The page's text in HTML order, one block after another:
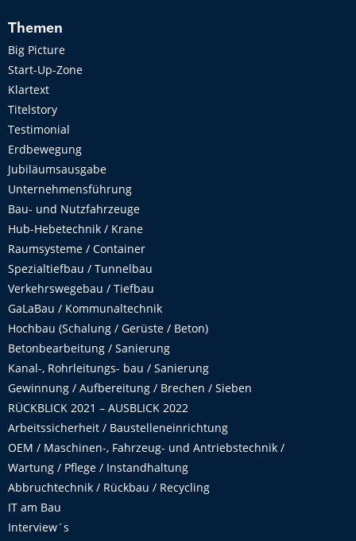
Themen
Big Picture
Start-Up-Zone
Klartext
Titelstory
Testimonial
Erdbewegung
Jubiläumsausgabe
Unternehmensführung
Bau- und Nutzfahrzeuge
Hub-Hebetechnik / Krane
Raumsysteme / Container
Spezialtiefbau / Tunnelbau
Verkehrswegebau / Tiefbau
GaLaBau / Kommunaltechnik
Hochbau (Schalung / Gerüste / Beton)
Betonbearbeitung / Sanierung
Kanal-, Rohrleitungs- bau / Sanierung
Gewinnung / Aufbereitung / Brechen / Sieben
RÜCKBLICK 2021 – AUSBLICK 2022
Arbeitssicherheit / Baustelleneinrichtung
OEM / Maschinen-, Fahrzeug- und Antriebstechnik /
Wartung / Pflege / Instandhaltung
Abbruchtechnik / Rückbau / Recycling
IT am Bau
Interview´s